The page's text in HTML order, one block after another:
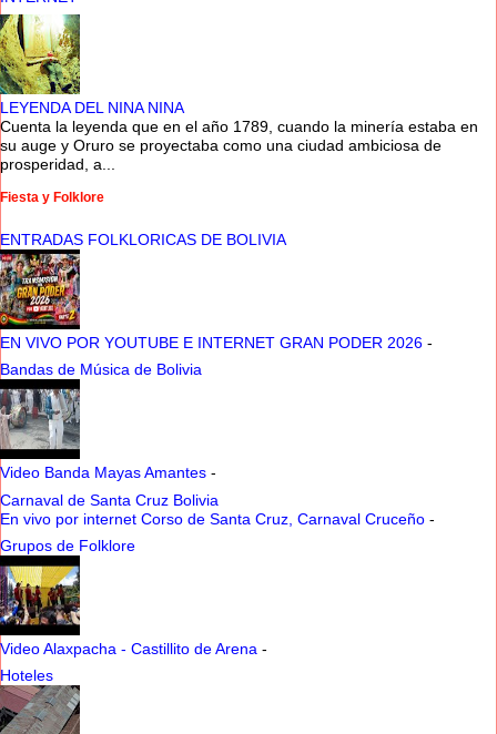
LEYENDA DEL NINA NINA
Cuenta la leyenda que en el año 1789, cuando la minería estaba en
su auge y Oruro se proyectaba como una ciudad ambiciosa de
prosperidad, a...
Fiesta y Folklore
ENTRADAS FOLKLORICAS DE BOLIVIA
EN VIVO POR YOUTUBE E INTERNET GRAN PODER 2026 -
Bandas de Música de Bolivia
Video Banda Mayas Amantes -
Carnaval de Santa Cruz Bolivia
En vivo por internet Corso de Santa Cruz, Carnaval Cruceño -
Grupos de Folklore
Video Alaxpacha - Castillito de Arena -
Hoteles